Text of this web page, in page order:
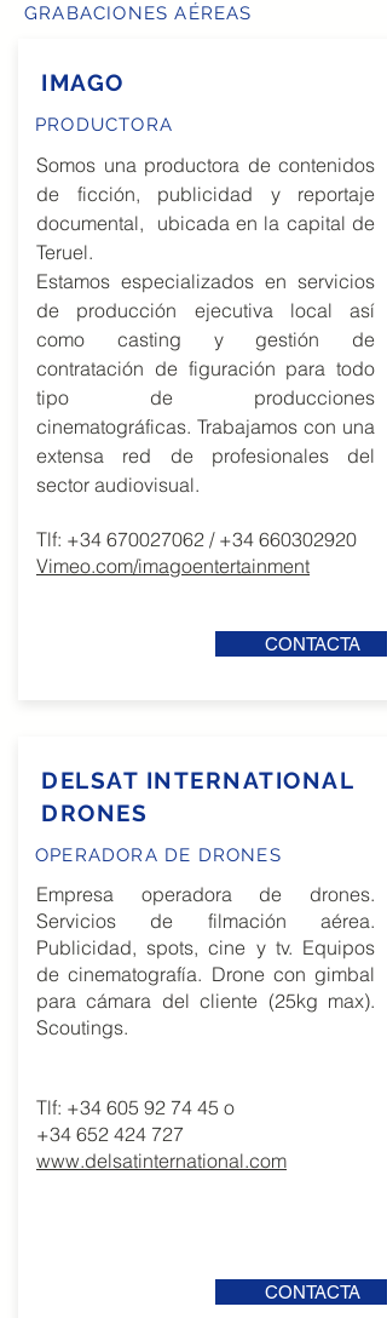
GRABACIONES AÉREAS
IMAGO
PRODUCTORA
Somos una productora de contenidos
de ficción, publicidad y reportaje
documental, ubicada en la capital de
Teruel.
Estamos especializados en servicios
de producción ejecutiva local así
como casting y gestión de
contratación de figuración para todo
tipo de producciones
cinematográficas. Trabajamos con una
extensa red de profesionales del
sector audiovisual.
Tlf: +34 670027062 / +34 660302920
Vimeo.com/imagoentertainment
CONTACTA
DELSAT INTERNATIONAL
DRONES
OPERADORA DE DRONES
Empresa operadora de drones.
Servicios de filmación aérea.
Publicidad, spots, cine y tv. Equipos
de cinematografía. Drone con gimbal
para cámara del cliente (25kg max).
Scoutings.
Tlf: +34 605 92 74 45 o
+34 652 424 727
www.delsatinternational.com
CONTACTA